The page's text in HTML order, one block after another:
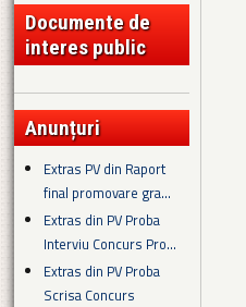
Documente de
interes public
Anunțuri
Extras PV din Raport
final promovare gra...
Extras din PV Proba
Interviu Concurs Pro...
Extras din PV Proba
Scrisa Concurs